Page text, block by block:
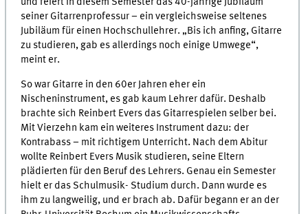
seiner Gitarrenprofessur – ein vergleichsweise seltenes
Jubiläum für einen Hochschullehrer. „Bis ich anfing, Gitarre
zu studieren, gab es allerdings noch einige Umwege“,
meint er.
So war Gitarre in den 60er Jahren eher ein
Nischeninstrument, es gab kaum Lehrer dafür. Deshalb
brachte sich Reinbert Evers das Gitarrespielen selber bei.
Mit Vierzehn kam ein weiteres Instrument dazu: der
Kontrabass – mit richtigem Unterricht. Nach dem Abitur
wollte Reinbert Evers Musik studieren, seine Eltern
plädierten für den Beruf des Lehrers. Genau ein Semester
hielt er das Schulmusik- Studium durch. Dann wurde es
ihm zu langweilig, und er brach ab. Dafür begann er an der